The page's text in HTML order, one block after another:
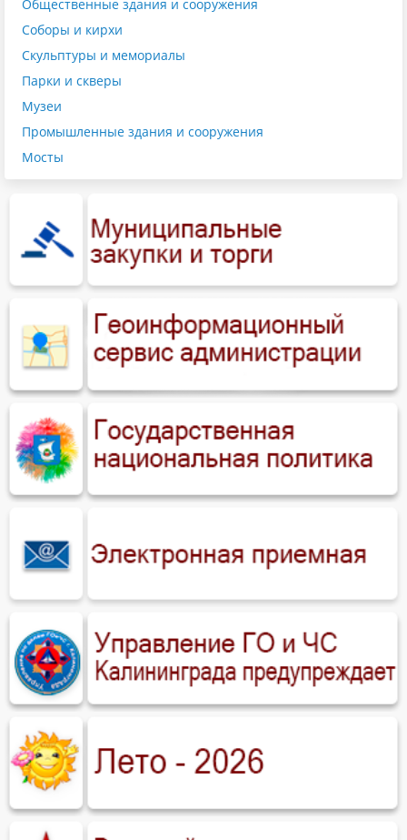
Общественные здания и сооружения
Соборы и кирхи
Скульптуры и мемориалы
Парки и скверы
Музеи
Промышленные здания и сооружения
Мосты